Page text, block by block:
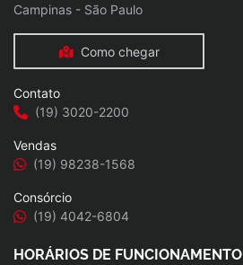
Campinas - São Paulo
Como chegar
Contato
(19) 3020-2200
Vendas
(19) 98238-1568
Consórcio
(19) 4042-6804
HORÁRIOS DE FUNCIONAMENTO